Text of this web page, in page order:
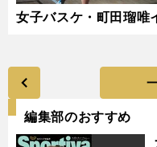
女子バスケ・町田瑠唯
編集部のおすすめ